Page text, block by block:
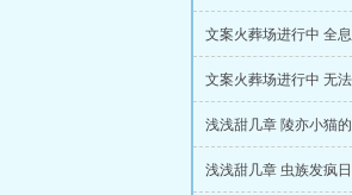
文案火葬场进行中 全
文案火葬场进行中 无
浅浅甜几章 陵亦小猫
浅浅甜几章 虫族发疯